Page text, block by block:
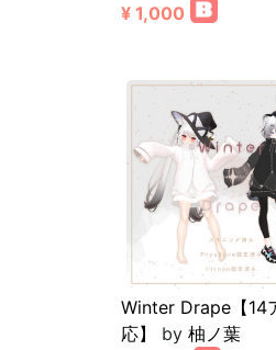
¥ 1,000
Winter Drape【14
応】
by 柚ノ葉